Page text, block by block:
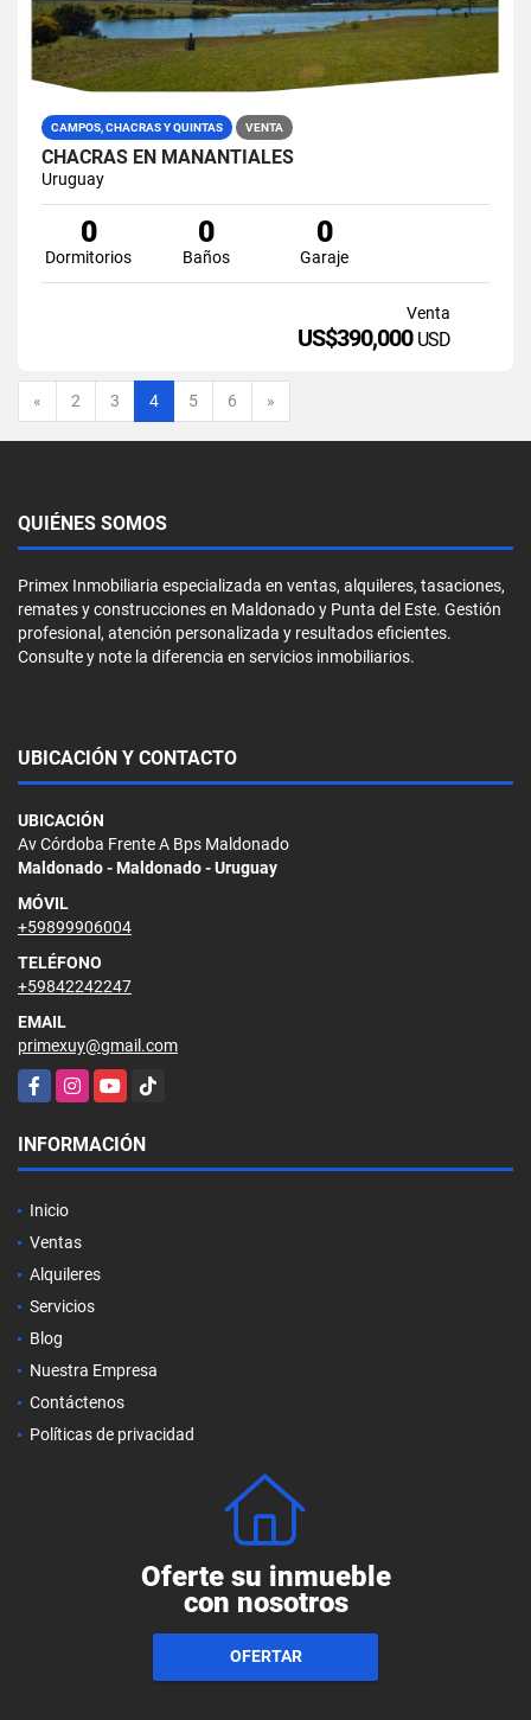
CAMPOS, CHACRAS Y QUINTAS VENTA
CHACRAS EN MANANTIALES
Uruguay
0
Dormitorios
0
Baños
0
Garaje
Venta
US$390,000 USD
« Anterior
2 3 4 5 6 »
QUIÉNES SOMOS
Primex Inmobiliaria especializada en ventas, alquileres, tasaciones,
remates y construcciones en Maldonado y Punta del Este. Gestión
profesional, atención personalizada y resultados eficientes.
Consulte y note la diferencia en servicios inmobiliarios.
UBICACIÓN Y CONTACTO
UBICACIÓN
Av Córdoba Frente A Bps Maldonado
Maldonado - Maldonado - Uruguay
MÓVIL
+59899906004
TELÉFONO
+59842242247
EMAIL
primexuy@gmail.com
FacebookInstagramYouTubeTikTok
INFORMACIÓN
Inicio
Ventas
Alquileres
Servicios
Blog
Nuestra Empresa
Contáctenos
Políticas de privacidad
Oferte su inmueble
con nosotros
OFERTAR